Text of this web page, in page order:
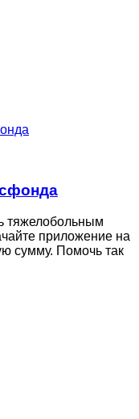
тяжелобольным
приложение на
сумму. Помочь так